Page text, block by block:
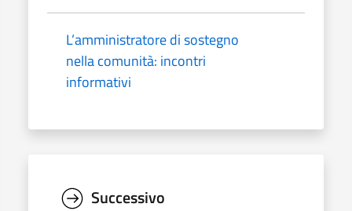
L’amministratore di sostegno
nella comunità: incontri
informativi
Successivo